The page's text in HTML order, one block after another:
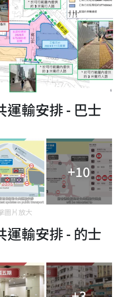
輸安排 - 巴士
+10
圖片放大
輸安排 - 的士